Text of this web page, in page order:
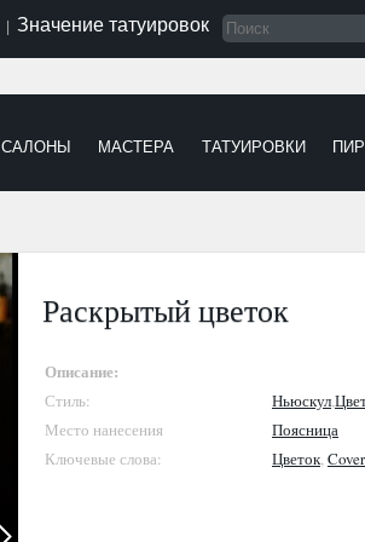
Значение татуировок
САЛОНЫ МАСТЕРА ТАТУИРОВКИ
Раскрытый цветок
Описание:
Стиль: Ньюскул,
Место нанесения
Поясница
Ключевые слова:
Цветок,